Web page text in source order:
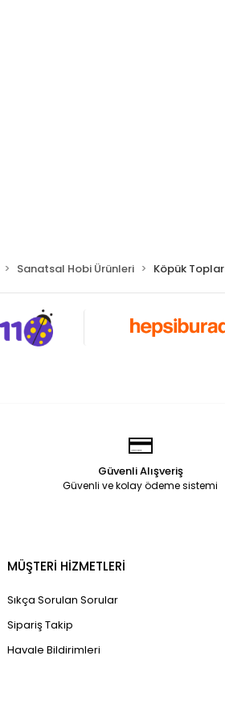
Sanatsal Hobi Ürünleri Köpük Toplar
Güvenli Alışveriş
Güvenli ve kolay ödeme sistemi
MÜŞTERİ HİZMETLERİ
Sıkça Sorulan Sorular
Sipariş Takip
Havale Bildirimleri